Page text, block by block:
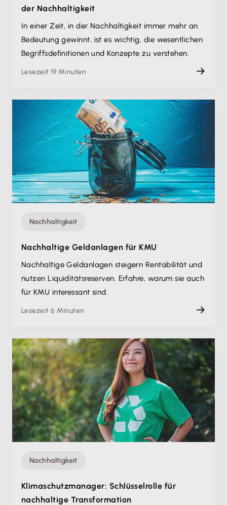
der Nachhaltigkeit
In einer Zeit, in der Nachhaltigkeit immer mehr an
Bedeutung gewinnt, ist es wichtig, die wesentlichen
Begriffsdefinitionen und Konzepte zu verstehen.
Lesezeit 19 Minuten
Nachhaltigkeit
Nachhaltige Geldanlagen für KMU
Nachhaltige Geldanlagen steigern Rentabilität und
nutzen Liquiditätsreserven. Erfahre, warum sie auch
für KMU interessant sind.
Lesezeit 6 Minuten
Nachhaltigkeit
Klimaschutzmanager: Schlüsselrolle für
nachhaltige Transformation